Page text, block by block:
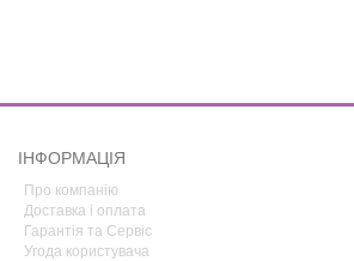
ІНФОРМАЦІЯ
Про компанію
Доставка і оплата
Гарантія та Сервіс
Угода користувача